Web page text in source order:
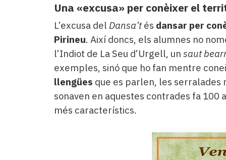
Una «excusa» per conèixer el
L’excusa del Dansa’tés dansar per
Pirineu. Així doncs, els alumnes no
l’Indiot de La Seu d’Urgell, un saut
exemples, sinó que ho fan mentre
llengües que es parlen, les serralades
sonaven en aquestes contrades fa
més característics.